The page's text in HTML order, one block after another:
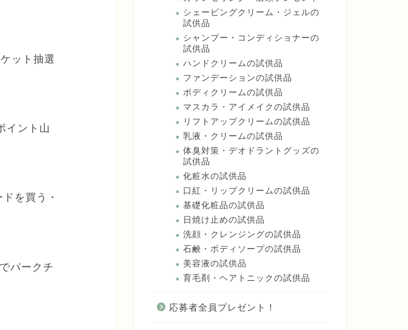
ット抽選
イント山
を買う・
パークチ
シェービングクリーム・ジェルの
試供品
シャンプー・コンディショナーの
試供品
ハンドクリームの試供品
ファンデーションの試供品
ボディクリームの試供品
マスカラ・アイメイクの試供品
リフトアップクリームの試供品
乳液・クリームの試供品
体臭対策・デオドラントグッズの
試供品
化粧水の試供品
口紅・リップクリームの試供品
基礎化粧品の試供品
日焼け止めの試供品
洗顔・クレンジングの試供品
石鹸・ボディソープの試供品
美容液の試供品
育毛剤・ヘアトニックの試供品
応募者全員プレゼント！